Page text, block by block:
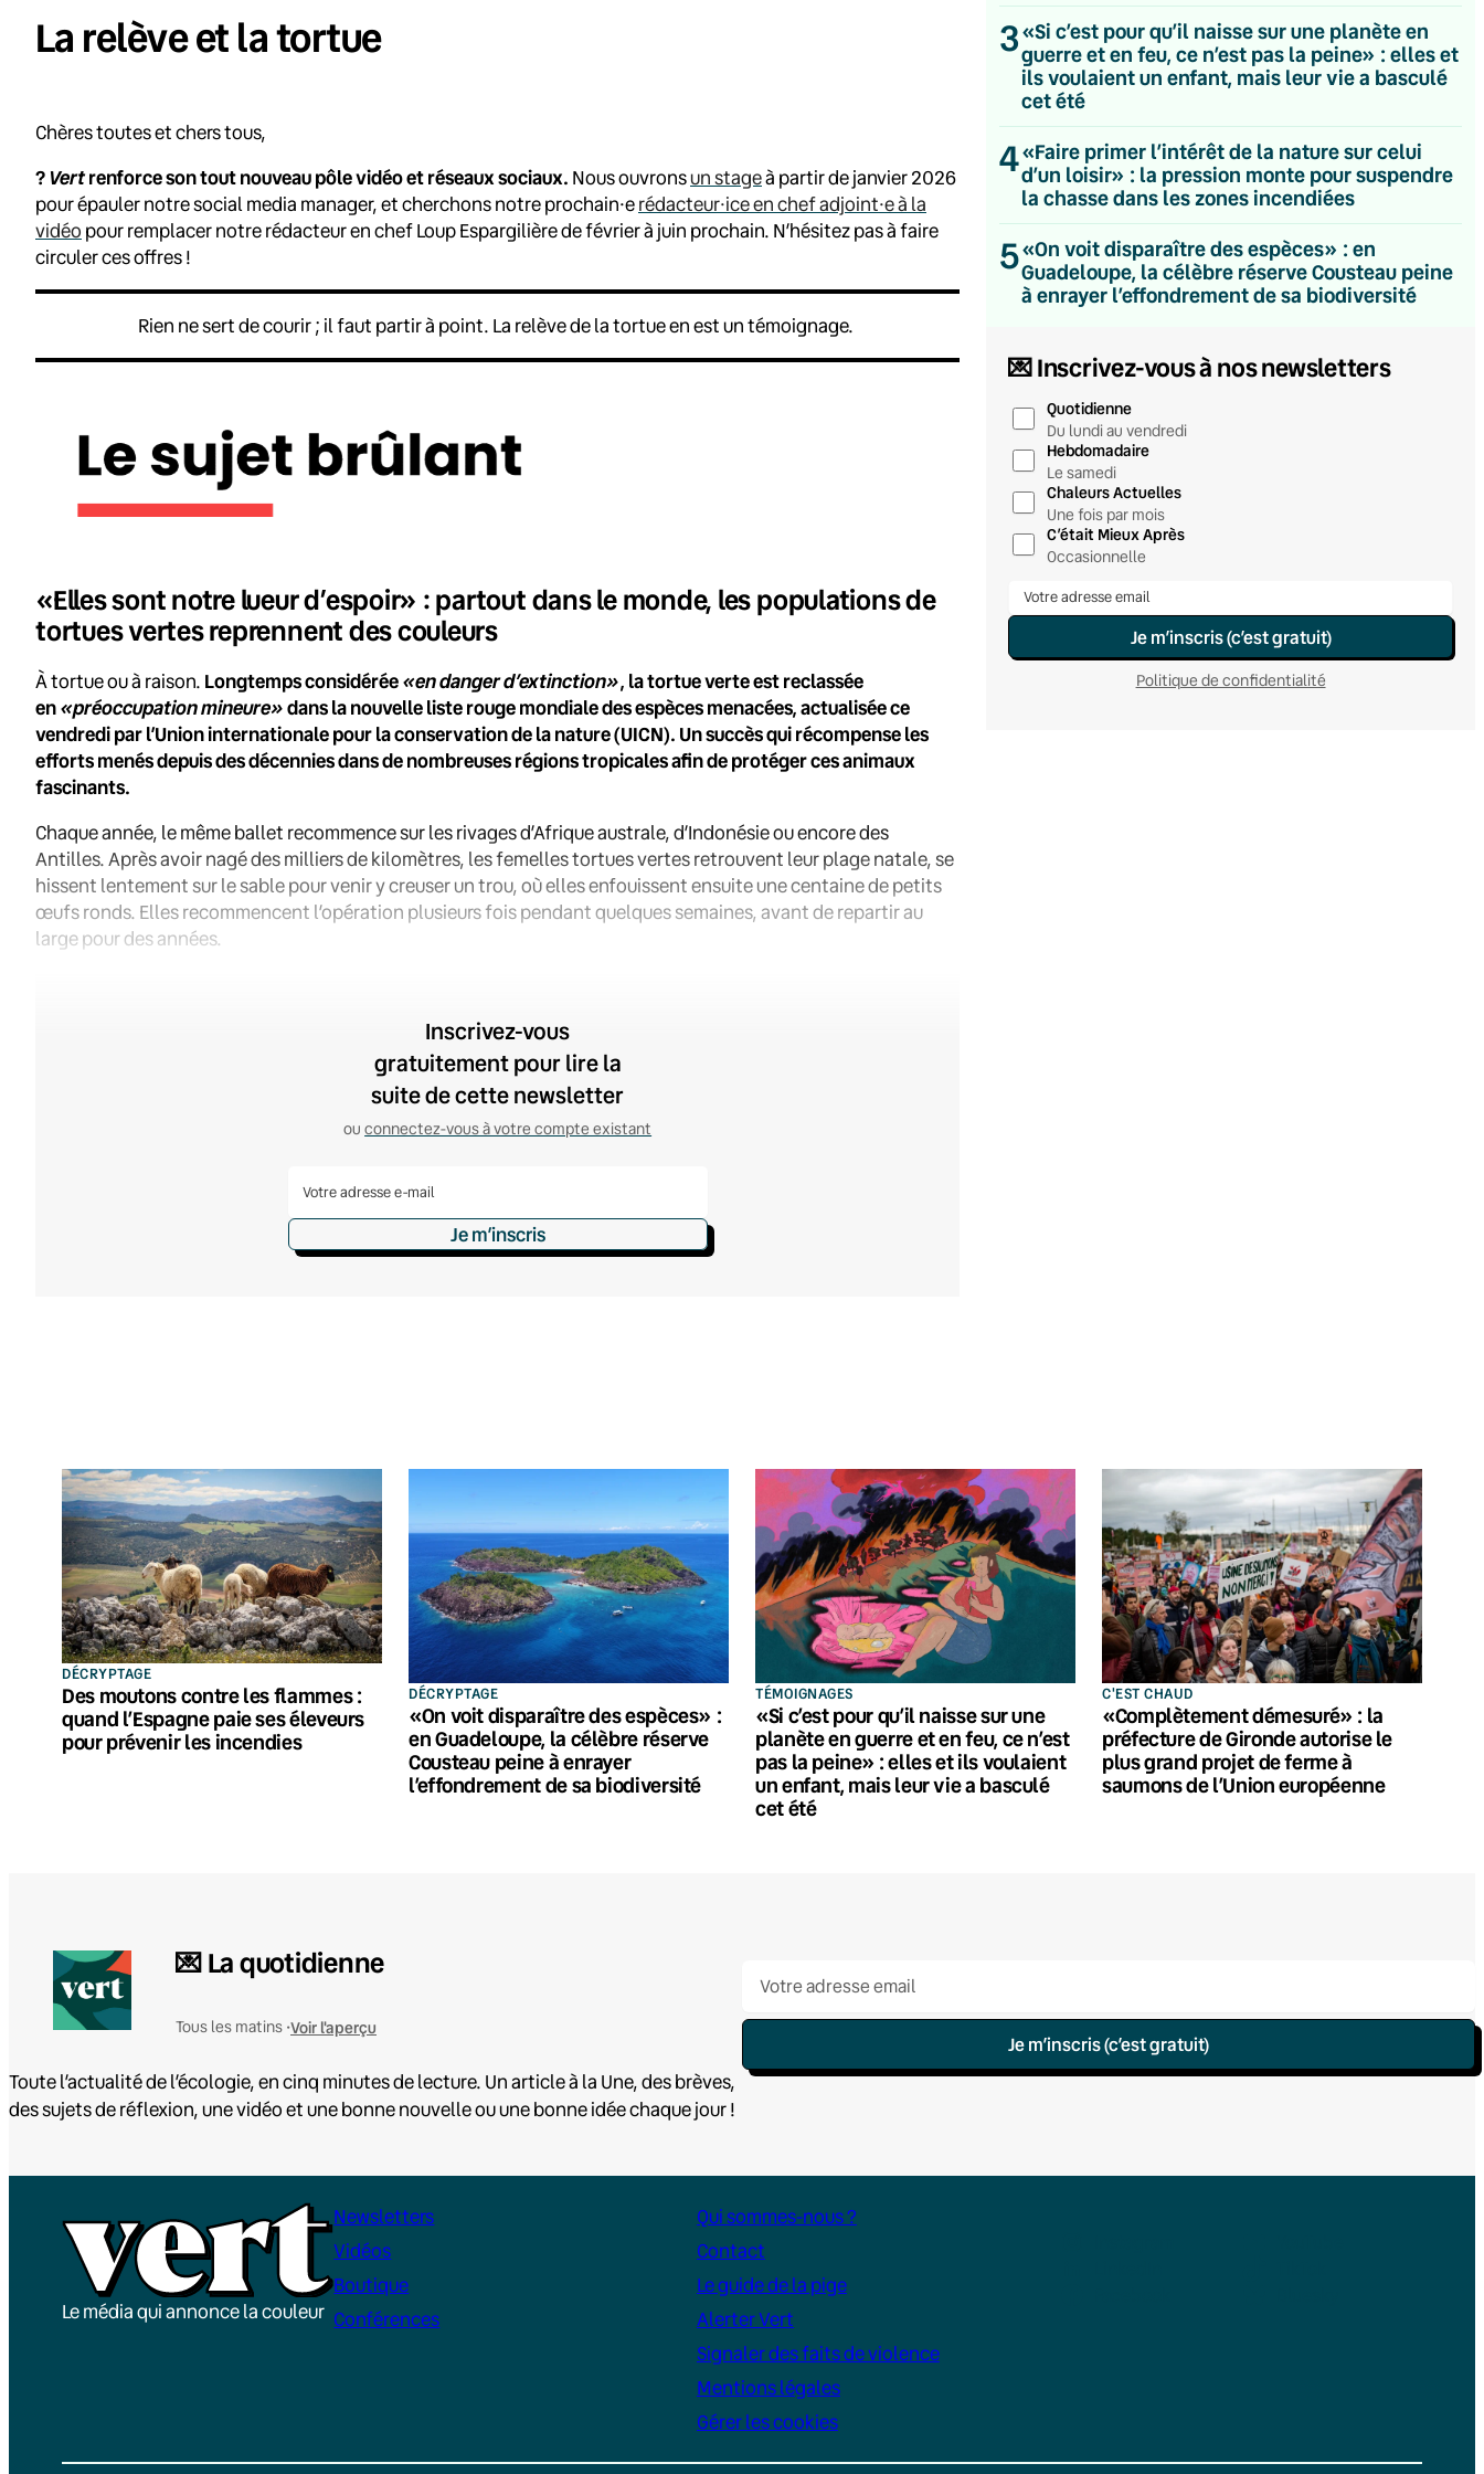
La relève et la tortue
Chères toutes et chers tous,
? Vertrenforce son tout nouveau pôle vidéo et réseaux sociaux. Nous ouvronsun stageà partir de janvier 2026
pour épauler notre social media manager, et cherchons notre prochain·erédacteur·ice en chef adjoint·e à la
vidéo pour remplacer notre rédacteur en chef Loup Espargilière de février à juin prochain. N’hésitez pas à faire
circuler ces offres !
Rien ne sert de courir ; il faut partir à point. La relève de la tortue en est un témoignage.
«Elles sont notre lueur d’espoir» : partout dans le monde, les populations de
tortues vertes reprennent des couleurs
À tortue ou à raison. Longtemps considérée«en danger d’extinction», la tortue verte est reclassée
en«préoccupation mineure»dans la nouvelle liste rouge mondiale des espèces menacées, actualisée ce
vendredi par l’Union internationale pour la conservation de la nature (UICN). Un succès qui récompense les
efforts menés depuis des décennies dans de nombreuses régions tropicales afin de protéger ces animaux
fascinants.
Chaque année, le même ballet recommence sur les rivages d’Afrique australe, d’Indonésie ou encore des
Antilles. Après avoir nagé des milliers de kilomètres, les femelles tortues vertes retrouvent leur plage natale, se
hissent lentement sur le sable pour venir y creuser un trou, où elles enfouissent ensuite une centaine de petits
œufs ronds. Elles recommencent l’opération plusieurs fois pendant quelques semaines, avant de repartir au
large pour des années.
Inscrivez-vous
gratuitement pour lire la
suite de cette newsletter
ouconnectez-vous à votre compte existant
Je m’inscris
3«Si c’est pour qu’il naisse sur une planète en
guerre et en feu, ce n’est pas la peine» : elles et
ils voulaient un enfant, mais leur vie a basculé
cet été
4«Faire primer l’intérêt de la nature sur celui
d’un loisir» : la pression monte pour suspendre
la chasse dans les zones incendiées
5«On voit disparaître des espèces» : en
Guadeloupe, la célèbre réserve Cousteau peine
à enrayer l’effondrement de sa biodiversité
💌 Inscrivez-vous à nos newsletters
Quotidienne
Du lundi au vendredi
Hebdomadaire
Le samedi
Chaleurs Actuelles
Une fois par mois
C’était Mieux Après
Occasionnelle
Je m’inscris (c’est gratuit)
Politique de confidentialité
DÉCRYPTAGE
Des moutons contre les flammes :
quand l’Espagne paie ses éleveurs
pour prévenir les incendies
DÉCRYPTAGE
«On voit disparaître des espèces» :
en Guadeloupe, la célèbre réserve
Cousteau peine à enrayer
l’effondrement de sa biodiversité
TÉMOIGNAGES
«Si c’est pour qu’il naisse sur une
planète en guerre et en feu, ce n’est
pas la peine» : elles et ils voulaient
un enfant, mais leur vie a basculé
cet été
C'EST CHAUD
«Complètement démesuré» : la
préfecture de Gironde autorise le
plus grand projet de ferme à
saumons de l’Union européenne
💌 La quotidienne
Tous les matins •Voir l'aperçu
Toute l’actualité de l’écologie, en cinq minutes de lecture. Un article à la Une, des brèves,
des sujets de réflexion, une vidéo et une bonne nouvelle ou une bonne idée chaque jour !
Je m’inscris (c’est gratuit)
Le média qui annonce la couleur
Newsletters
Vidéos
Boutique
Conférences
Qui sommes-nous ?
Contact
Le guide de la pige
Alerter Vert
Signaler des faits de violence
Mentions légales
Gérer les cookies